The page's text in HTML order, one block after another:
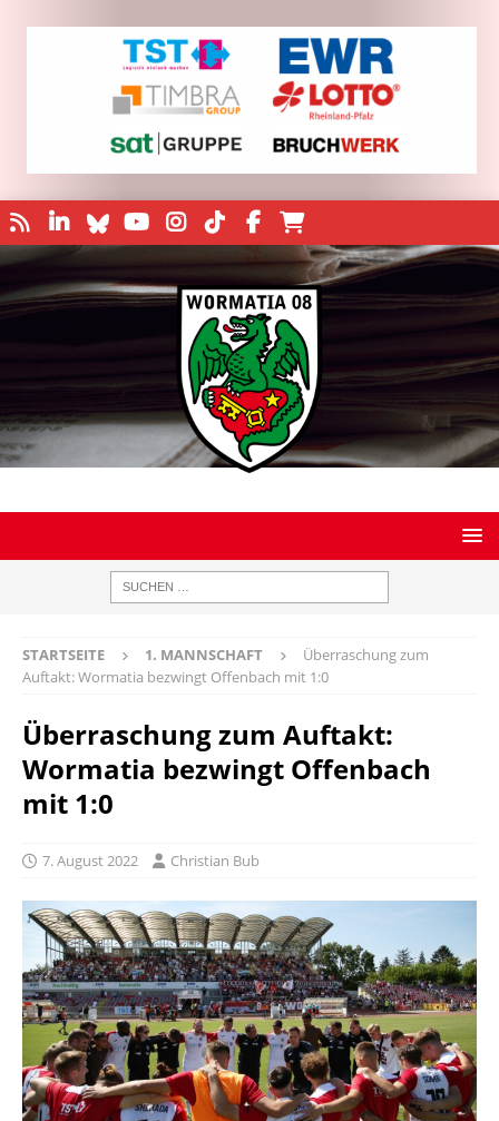
STARTSEITE 1. MANNSCHAFT
Überraschung zum
Auftakt: Wormatia bezwingt Offenbach mit 1:0
Überraschung zum Auftakt:
Wormatia bezwingt Offenbach
mit 1:0
7. August 2022 Christian Bub